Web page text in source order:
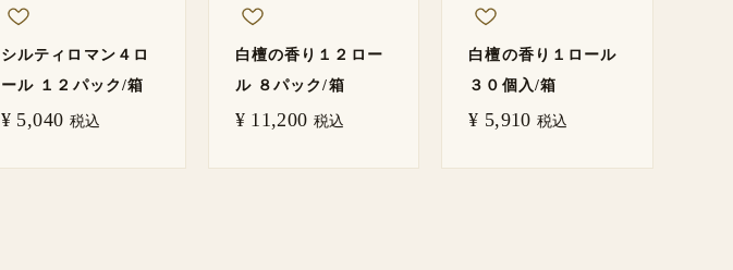
シルティロマン４ロ
ール １２パック/箱
¥ 5,040 税込
白檀の香り１２ロー
ル ８パック/箱
¥11,200 税込
白檀の香り１ロール
３０個入/箱
¥ 5,910 税込